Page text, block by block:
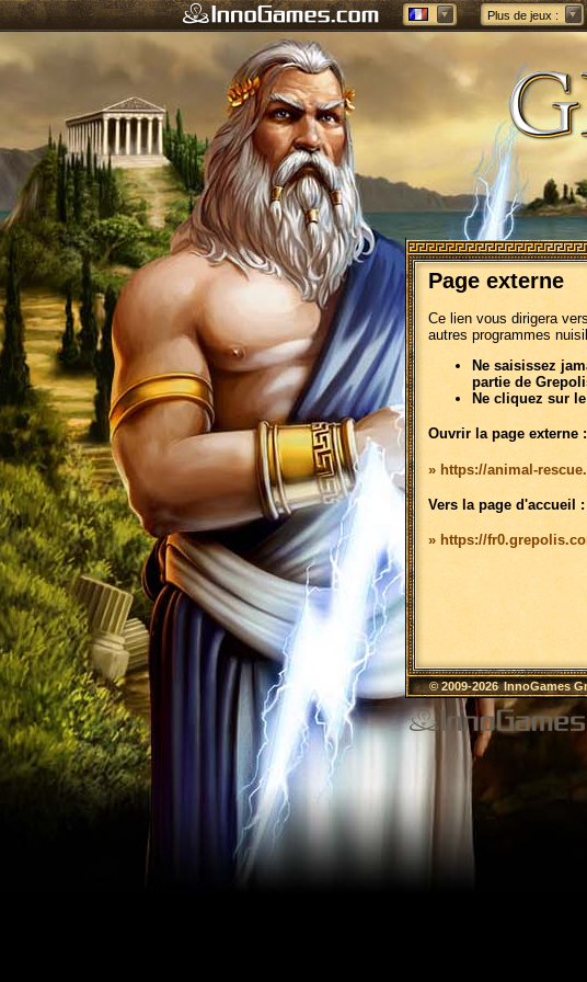
Plus de jeux :
Page externe
Ce lien vous dirigera
autres programmes
Ne saisissez
partie de
Ne cliquez sur
Ouvrir la page externe :
» https://animal-
Vers la page d'accueil :
» https://
© 2009-2026InnoGames